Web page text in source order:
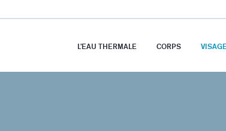
L’EAU THERMALE CORPS VISAGE